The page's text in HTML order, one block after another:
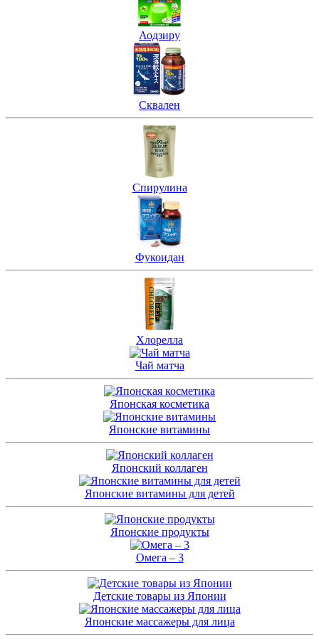
Аодзиру
Сквален
Спирулина
Фукоидан
Хлорелла
Чай матча
Японская косметика
Японские витамины
Японский коллаген
Японские витамины для детей
Японские продукты
Омега – 3
Детские товары из Японии
Японские массажеры для лица